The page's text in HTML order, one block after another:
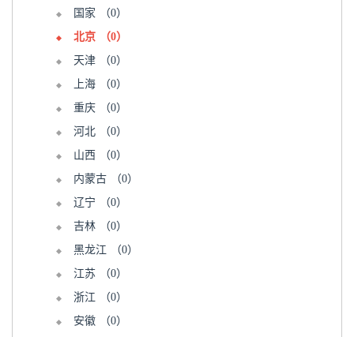
国家
（0）
北京
（0）
天津
（0）
上海
（0）
重庆
（0）
河北
（0）
山西
（0）
内蒙古
（0）
辽宁
（0）
吉林
（0）
黑龙江
（0）
江苏
（0）
浙江
（0）
安徽
（0）